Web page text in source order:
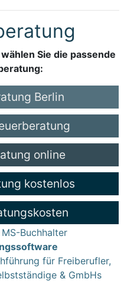
Sie die passende
Berlin
online
kostenlos
für Freiberufler,
& GmbHs